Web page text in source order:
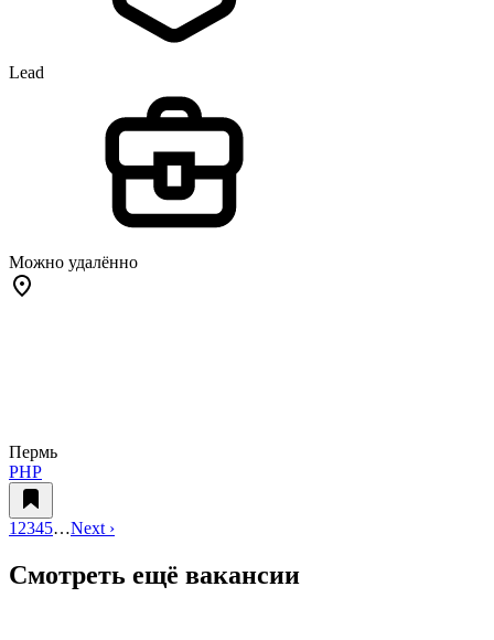
Lead
Можно удалённо
Пермь
PHP
1 2345…Next ›
Смотреть ещё вакансии